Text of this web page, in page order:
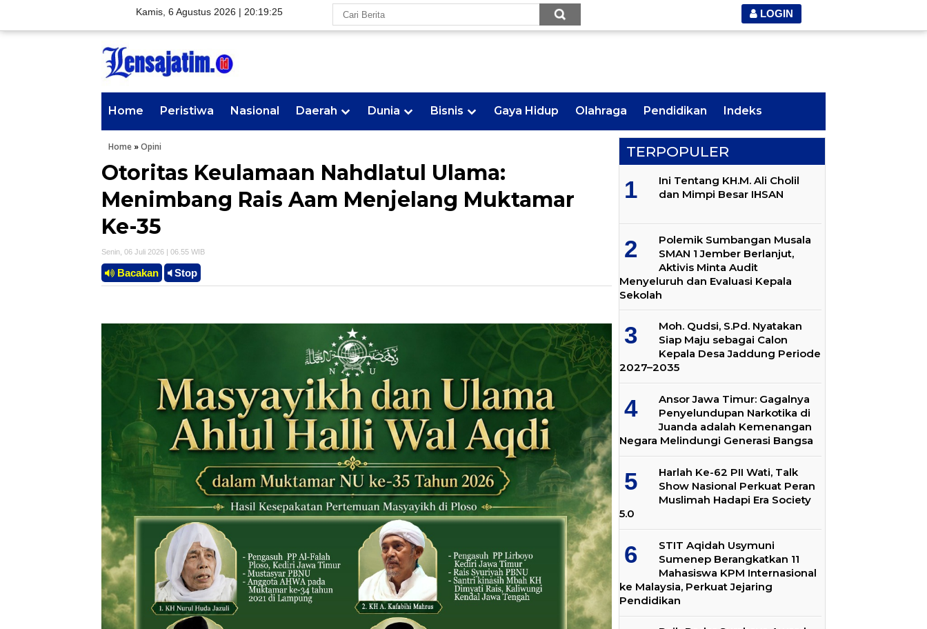
Kamis, 6 Agustus 2026 | 20:19:26 LOGIN
Home Peristiwa Nasional Daerah Dunia Bisnis Gaya Hidup Olahraga Pendidikan Indeks
Home »Opini
Otoritas Keulamaan Nahdlatul Ulama:
Menimbang Rais Aam Menjelang Muktamar
Ke-35
Senin, 06 Juli 2026 | 06.55 WIB
Bacakan Stop
TERPOPULER
Ini Tentang KH.M. Ali Cholil
dan Mimpi Besar IHSAN
Polemik Sumbangan Musala
SMAN 1 Jember Berlanjut,
Aktivis Minta Audit
Menyeluruh dan Evaluasi Kepala
Sekolah
Moh. Qudsi, S.Pd. Nyatakan
Siap Maju sebagai Calon
Kepala Desa Jaddung Periode
2027–2035
Ansor Jawa Timur: Gagalnya
Penyelundupan Narkotika di
Juanda adalah Kemenangan
Negara Melindungi Generasi Bangsa
Harlah Ke-62 PII Wati, Talk
Show Nasional Perkuat Peran
Muslimah Hadapi Era Society
5.0
STIT Aqidah Usymuni
Sumenep Berangkatkan 11
Mahasiswa KPM Internasional
ke Malaysia, Perkuat Jejaring
Pendidikan